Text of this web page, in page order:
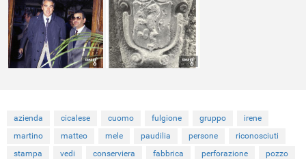
azienda cicalese cuomo fulgione gruppo
irene
martino
matteo mele paudilia persone
riconosciuti
stampa
vedi conserviera fabbrica perforazione
pozzo